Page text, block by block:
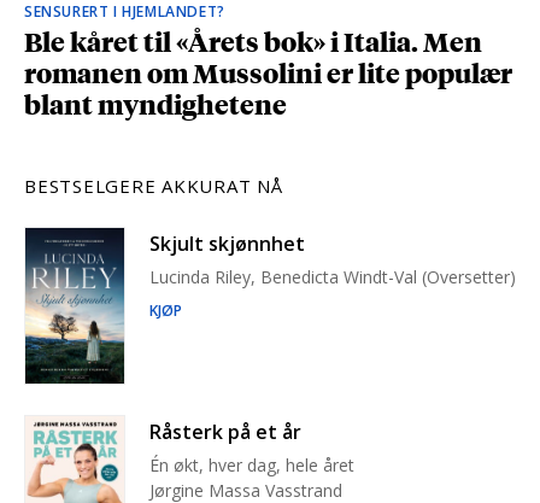
SENSURERT I HJEMLANDET?
Ble kåret til «Årets bok» i Italia. Men
romanen om Mussolini er lite populær
blant myndighetene
BESTSELGERE AKKURAT NÅ
Skjult skjønnhet
Lucinda Riley, Benedicta Windt-Val (Oversetter)
KJØP
Råsterk på et år
Én økt, hver dag, hele året
Jørgine Massa Vasstrand